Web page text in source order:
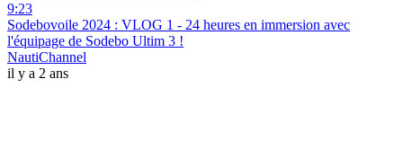
9:23
Sodebovoile 2024 : VLOG 1 - 24 heures en immersion avec
l'équipage de Sodebo Ultim 3 !
NautiChannel
il y a 2 ans